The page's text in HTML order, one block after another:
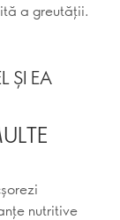
a greutății.
ȘI EA
nutritive